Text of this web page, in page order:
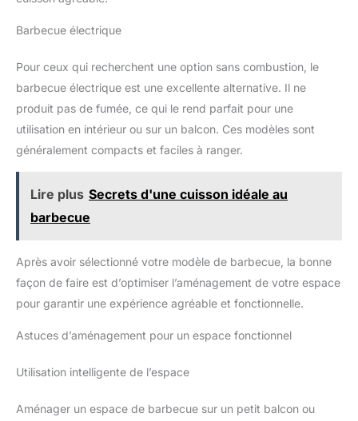
Barbecue électrique
Pour ceux qui recherchent une option sans combustion, le
barbecue électrique est une excellente alternative. Il ne
produit pas de fumée, ce qui le rend parfait pour une
utilisation en intérieur ou sur un balcon. Ces modèles sont
généralement compacts et faciles à ranger.
Lire plus Secrets d'une cuisson idéale au
barbecue
Après avoir sélectionné votre modèle de barbecue, la bonne
façon de faire est d’optimiser l’aménagement de votre espace
pour garantir une expérience agréable et fonctionnelle.
Astuces d’aménagement pour un espace fonctionnel
Utilisation intelligente de l’espace
Aménager un espace de barbecue sur un petit balcon ou